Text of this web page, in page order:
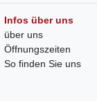
Infos über uns
über uns
Öffnungszeiten
So finden Sie uns